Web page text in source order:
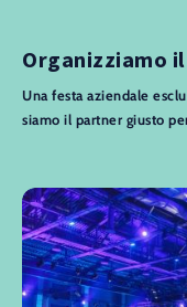
Organizziamo
Una festa aziendale
siamo il partner giusto